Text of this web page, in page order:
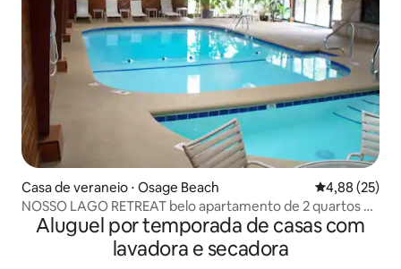
Casa de veraneio ⋅ Osage Beach 4,88 de uma
4,88 (25)
NOSSO LAGO RETREAT belo apartamento de 2 quartos 2
banheiros
Aluguel por temporada de casas com
lavadora e secadora